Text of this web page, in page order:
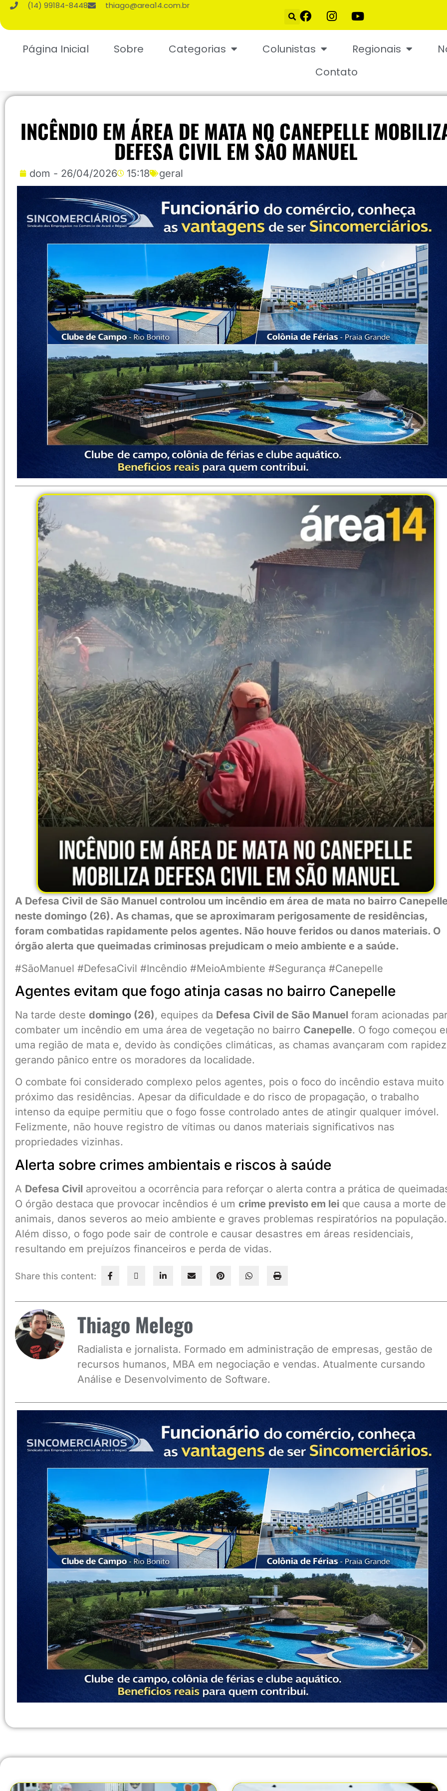
(14) 99184-8448 thiago@area14.com.br
Página Inicial Sobre Categorias Colunistas Regionais
Contato
INCÊNDIO EM ÁREA DE MATA NO CANEPELLE
DEFESA CIVIL EM SÃO MANUEL
dom - 26/04/2026 15:18 geral
A Defesa Civil de São Manuel controlou um incêndio em área de mata no bairro
neste domingo (26). As chamas, que se aproximaram perigosamente de residências,
foram combatidas rapidamente pelos agentes. Não houve feridos ou danos materiais. O
órgão alerta que queimadas criminosas prejudicam o meio ambiente e a saúde.
#SãoManuel #DefesaCivil #Incêndio #MeioAmbiente #Segurança #Canepelle
Agentes evitam que fogo atinja casas no bairro Canepelle
Na tarde deste domingo (26), equipes da Defesa Civil de São Manuel foram acionadas
combater um incêndio em uma área de vegetação no bairro Canepelle. O fogo começou
uma região de mata e, devido às condições climáticas, as chamas avançaram com
gerando pânico entre os moradores da localidade.
O combate foi considerado complexo pelos agentes, pois o foco do incêndio estava muito
próximo das residências. Apesar da dificuldade e do risco de propagação, o trabalho
intenso da equipe permitiu que o fogo fosse controlado antes de atingir qualquer imóvel.
Felizmente, não houve registro de vítimas ou danos materiais significativos nas
propriedades vizinhas.
Alerta sobre crimes ambientais e riscos à saúde
A Defesa Civil aproveitou a ocorrência para reforçar o alerta contra a prática de
O órgão destaca que provocar incêndios é um crime previsto em lei que causa a morte de
animais, danos severos ao meio ambiente e graves problemas respiratórios na população.
Além disso, o fogo pode sair de controle e causar desastres em áreas residenciais,
resultando em prejuízos financeiros e perda de vidas.
Share this content:
Thiago Melego
Radialista e jornalista. Formado em administração de empresas, gestão de
recursos humanos, MBA em negociação e vendas. Atualmente cursando
Análise e Desenvolvimento de Software.